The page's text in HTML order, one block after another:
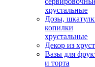
хрустальные
Дозы,
копилки
хрустальные
Декор из
Вазы для
и торта